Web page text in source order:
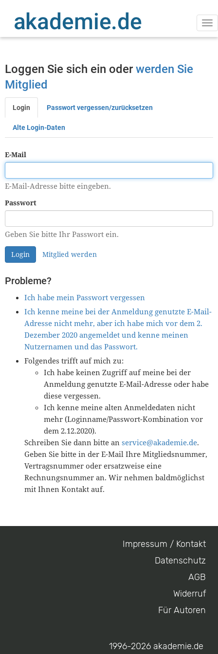
Inhalt
Loggen Sie sich ein oder werden Sie
Mitglied
Primäre
Reiter
Login Passwort vergessen/zurücksetzen
Alte Login-Daten
E-Mail
E-Mail-Adresse bitte eingeben.
Passwort
Geben Sie bitte Ihr Passwort ein.
Login Mitglied werden
Probleme?
Ich habe mein Passwort vergessen
Ich kenne meine bei der Anmeldung genutzte E-Mail-
Adresse nicht mehr, aber ich habe mich vor dem 2.
Dezember 2020 angemeldet und kenne meinen
Nutzernamen und das Passwort.
Folgendes trifft auf mich zu:
Ich habe keinen Zugriff auf meine bei der
Anmeldung genutzte E-Mail-Adresse oder habe
diese vergessen.
Ich kenne meine alten Anmeldedaten nicht
mehr (Loginname/Passwort-Kombination vor
dem 2.12.2020).
Schreiben Sie dann bitte an service@akademie.de.
Geben Sie bitte in der E-Mail Ihre Mitgliedsnummer,
Vertragsnummer oder ersatzweise eine
Rechnungsnummer an. Wir nehmen baldmöglichst
mit Ihnen Kontakt auf.
Impressum / Kontakt
Datenschutz
AGB
Widerruf
Für Autoren
1996-2026 akademie.de